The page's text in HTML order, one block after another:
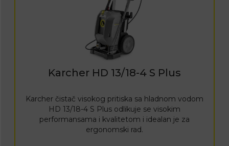
Karcher HD 13/18-4 S Plus
Karcher čistač visokog pritiska sa hladnom vodom
HD 13/18-4 S Plus odlikuje se visokim
performansama i kvalitetom i idealan je za
ergonomski rad.